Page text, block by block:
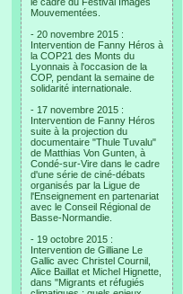
Mouvementées.
- 20 novembre 2015 :
Intervention de Fanny Héros à
la COP21 des Monts du
Lyonnais à l'occasion de la
COP, pendant la semaine de
solidarité internationale.
- 17 novembre 2015 :
Intervention de Fanny Héros
suite à la projection du
documentaire "Thule Tuvalu"
de Matthias Von Gunten, à
Condé-sur-Vire dans le cadre
d'une série de ciné-débats
organisés par la Ligue de
l'Enseignement en partenariat
avec le Conseil Régional de
Basse-Normandie.
- 19 octobre 2015 :
Intervention de Gilliane Le
Gallic avec Christel Cournil,
Alice Baillat et Michel Hignette,
dans "Migrants et réfugiés